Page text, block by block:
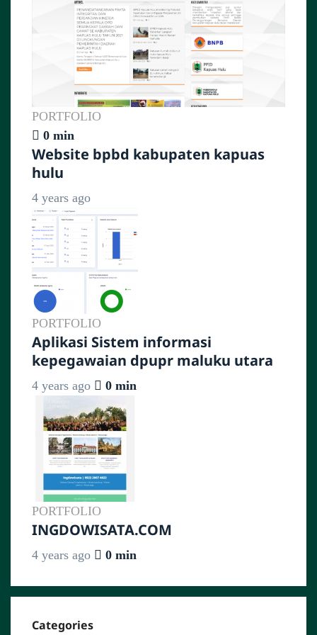
PORTFOLIO
0 min
Website bpbd kabupaten kapuas
hulu
4 years ago
PORTFOLIO
Aplikasi Sistem informasi
kepegawaian dpupr maluku utara
4 years ago 0 min
PORTFOLIO
INGDOWISATA.COM
4 years ago 0 min
Categories